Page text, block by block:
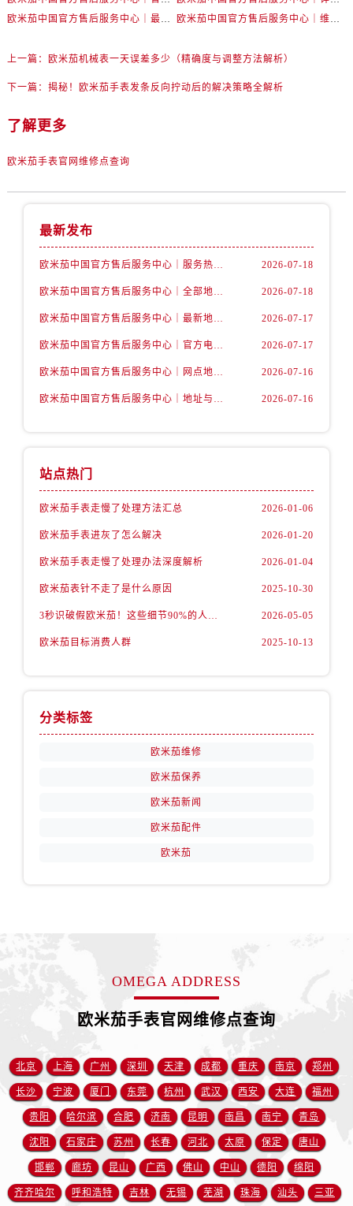
山西省大同市平城区迎宾街售后服务中心（需提前预约）
天津市和平区赤峰道136号天津国际金融中心26层2603室售后服务中心（需提前预约）
安徽省马鞍山市雨山区湖南西路售后服务中心（需提前预约）
江苏省徐州市鼓楼区淮海东路29号苏宁广场IFC国际金融中心35层3508室售后服务中心（需提前预约）
江苏省盐城市盐都区世纪大道5号盐城金融城写字楼1号楼16层1604室售后服务中心（需提前预约）
江苏省扬州市邗江区国展路29号星耀天地写字楼1号楼18层1803室售后服务中心（需提前预约）
江苏省镇江市京口区中山东路售后服务中心（需提前预约）
江西省抚州市临川区赣东大道售后服务中心（需提前预约）
江西省赣州市章贡区文清路售后服务中心（需提前预约）
江西省吉安市吉州区井冈山大道售后服务中心（需提前预约）
欧米茄中国官方售后服务中心｜最新热线电话与地址权威信息公告（2026年7月最新）
欧米茄中国官方售后服务中心｜维修地址与售后服务电话权威信息声明（2026年7月最新）
上一篇： 欧米茄机械表一天误差多少（精确度与调整方法解析）
下一篇： 揭秘！欧米茄手表发条反向拧动后的解决策略全解析
了解更多
欧米茄手表官网维修点查询
最新发布
欧米茄中国官方售后服务中心｜服务热线及详细地址权威信息公告（2026年7月最新） 2026-07-18
欧米茄中国官方售后服务中心｜全部地址与售后电话权威信息声明（2026年7月最新） 2026-07-18
欧米茄中国官方售后服务中心｜最新地址及官方服务热线权威信息公告（2026年7月最新） 2026-07-17
欧米茄中国官方售后服务中心｜官方电话和维修地址权威信息公告（2026年7月最新） 2026-07-17
欧米茄中国官方售后服务中心｜网点地址和官方热线权威信息通知（2026年7月最新） 2026-07-16
欧米茄中国官方售后服务中心｜地址与24小时服务电话权威信息公告（2026年7月最新） 2026-07-16
站点热门
欧米茄手表走慢了处理方法汇总 2026-01-06
欧米茄手表进灰了怎么解决 2026-01-20
欧米茄手表走慢了处理办法深度解析 2026-01-04
欧米茄表针不走了是什么原因 2025-10-30
3秒识破假欧米茄！这些细节90%的人都忽略了 2026-05-05
欧米茄目标消费人群 2025-10-13
分类标签
欧米茄维修
欧米茄保养
欧米茄新闻
欧米茄配件
欧米茄
OMEGA ADDRESS
欧米茄手表官网维修点查询
北京 上海 广州 深圳 天津 成都 重庆 南京 郑州
长沙 宁波 厦门 东莞 杭州 武汉 西安 大连 福州
贵阳 哈尔滨 合肥 济南 昆明 南昌 南宁 青岛
沈阳 石家庄 苏州 长春 河北 太原 保定 唐山
邯郸 廊坊 昆山 广西 佛山 中山 德阳 绵阳
齐齐哈尔 呼和浩特 吉林 无锡 芜湖 珠海 汕头 三亚